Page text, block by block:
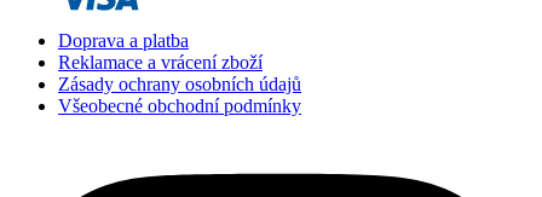
Doprava a platba
Reklamace a vrácení zboží
Zásady ochrany osobních údajů
Všeobecné obchodní podmínky